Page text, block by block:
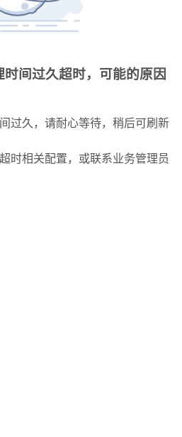
间过久超时，可能的原因
过久，请耐心等待，稍后可刷新
时相关配置，或联系业务管理员